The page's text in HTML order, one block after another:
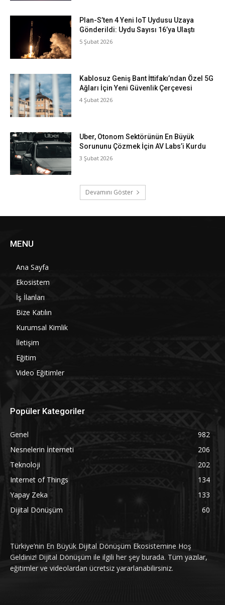
Plan-S’ten 4 Yeni IoT Uydusu Uzaya
Gönderildi: Uydu Sayısı 16’ya Ulaştı
5 Şubat 2026
Kablosuz Geniş Bant İttifakı’ndan Özel 5G
Ağları İçin Yeni Güvenlik Çerçevesi
4 Şubat 2026
Uber, Otonom Sektörünün En Büyük
Sorununu Çözmek İçin AV Labs’i Kurdu
3 Şubat 2026
Devamını Göster
MENU
Ana Sayfa
Ekosistem
İş İlanları
Bize Katılın
Kurumsal Kimlik
İletişim
Eğitim
Video Eğitimler
Popüler Kategoriler
Genel
982
Nesnelerin İnterneti
206
Teknoloji
202
Internet of Things
134
Yapay Zeka
133
Dijital Dönüşüm
60
Türkiye’nin En Büyük Dijital Dönüşüm Ekosistemine Hoş
Geldiniz! Dijital Dönüşüm ile ilgili her şey burada. Tüm yazılar,
eğitimler ve videolardan ücretsiz yararlanabilirsiniz.